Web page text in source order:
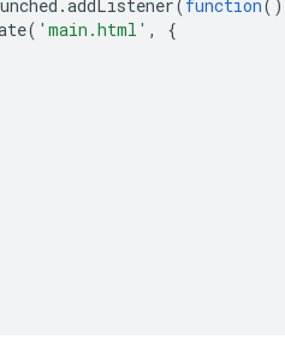
.addListener( function()
( 'main.html' ,
{